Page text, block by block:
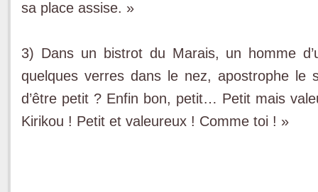
sa place assise. »
3) Dans un bistrot du Marais, un homme
quelques verres dans le nez, apostrophe
d’être petit ? Enfin bon, petit… Petit mais
Kirikou ! Petit et valeureux ! Comme toi ! »